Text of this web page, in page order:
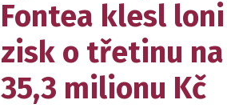
Fontea klesl loni
zisk o třetinu na
35,3 milionu Kč